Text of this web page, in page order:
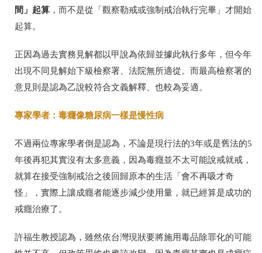
間」起算 ，而不是從「觀察勒戒或強制戒治執行完畢」才開始
起算。
正因為過去實務見解都以甲說為依歸並據此執行多年，但今年
出現不同見解始下級檢察署、法院無所適從。而最高檢察署的
意見則是認為乙說較符合文義解釋、也較為妥適。
專家學者：毒癮像糖尿病一樣是慢性病
不過兩位專家學者倒是認為，不論是現行法的3年或是舊法的5
年後再犯其實沒有太多意義，因為毒癮並不太可能說戒就戒，
就算在接受強制戒治之後回歸原本的生活「會不再吸才奇
怪」，實際上讓成癮者能逐步減少使用量，就已經算是成功的
戒癮治療了。
許福生教授認為，雖然依台灣現狀要將施用毒品除罪化的可能